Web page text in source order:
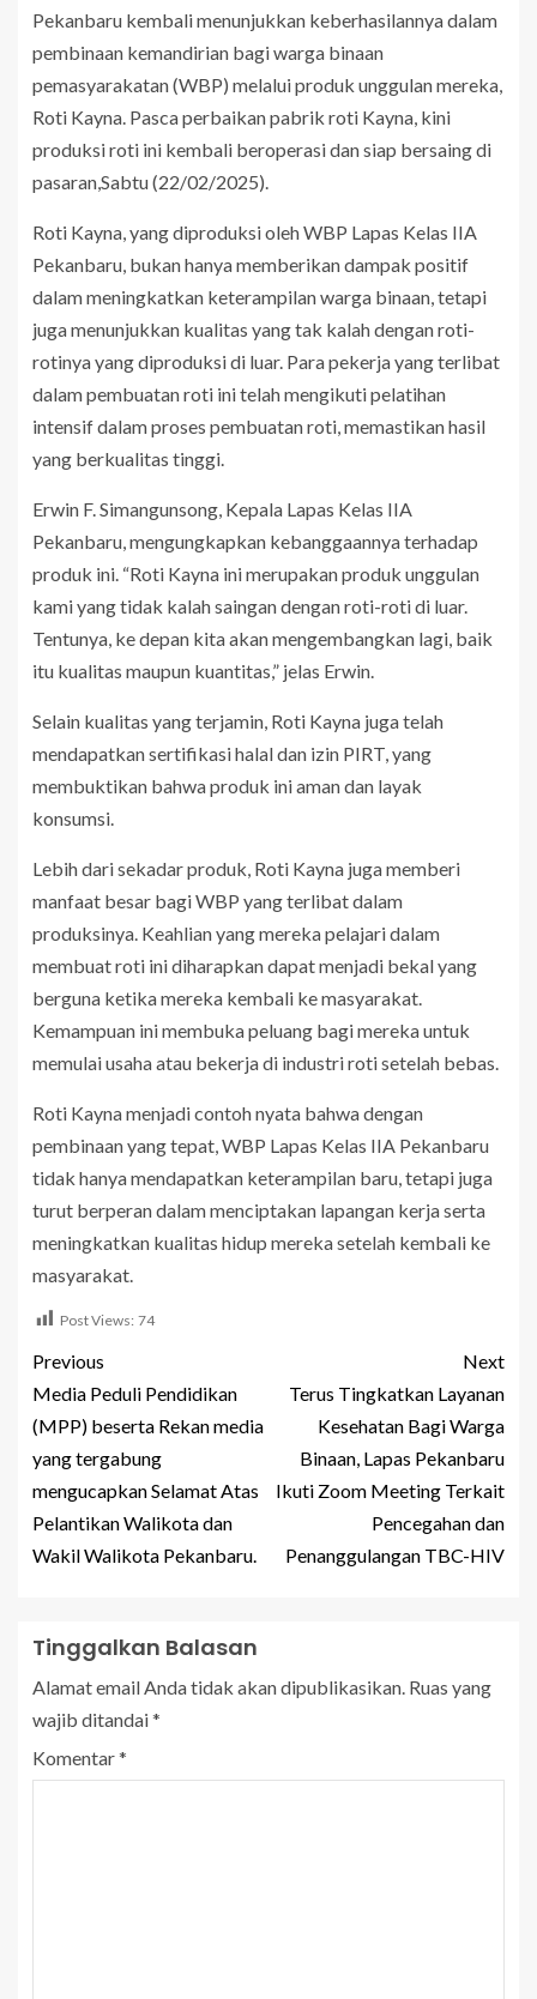
Pekanbaru kembali menunjukkan keberhasilannya dalam
pembinaan kemandirian bagi warga binaan
pemasyarakatan (WBP) melalui produk unggulan mereka,
Roti Kayna. Pasca perbaikan pabrik roti Kayna, kini
produksi roti ini kembali beroperasi dan siap bersaing di
pasaran,Sabtu (22/02/2025).
Roti Kayna, yang diproduksi oleh WBP Lapas Kelas IIA
Pekanbaru, bukan hanya memberikan dampak positif
dalam meningkatkan keterampilan warga binaan, tetapi
juga menunjukkan kualitas yang tak kalah dengan roti-
rotinya yang diproduksi di luar. Para pekerja yang terlibat
dalam pembuatan roti ini telah mengikuti pelatihan
intensif dalam proses pembuatan roti, memastikan hasil
yang berkualitas tinggi.
Erwin F. Simangunsong, Kepala Lapas Kelas IIA
Pekanbaru, mengungkapkan kebanggaannya terhadap
produk ini. “Roti Kayna ini merupakan produk unggulan
kami yang tidak kalah saingan dengan roti-roti di luar.
Tentunya, ke depan kita akan mengembangkan lagi, baik
itu kualitas maupun kuantitas,” jelas Erwin.
Selain kualitas yang terjamin, Roti Kayna juga telah
mendapatkan sertifikasi halal dan izin PIRT, yang
membuktikan bahwa produk ini aman dan layak
konsumsi.
Lebih dari sekadar produk, Roti Kayna juga memberi
manfaat besar bagi WBP yang terlibat dalam
produksinya. Keahlian yang mereka pelajari dalam
membuat roti ini diharapkan dapat menjadi bekal yang
berguna ketika mereka kembali ke masyarakat.
Kemampuan ini membuka peluang bagi mereka untuk
memulai usaha atau bekerja di industri roti setelah bebas.
Roti Kayna menjadi contoh nyata bahwa dengan
pembinaan yang tepat, WBP Lapas Kelas IIA Pekanbaru
tidak hanya mendapatkan keterampilan baru, tetapi juga
turut berperan dalam menciptakan lapangan kerja serta
meningkatkan kualitas hidup mereka setelah kembali ke
masyarakat.
Post Views: 74
Previous
Media Peduli Pendidikan
(MPP) beserta Rekan media
yang tergabung
mengucapkan Selamat Atas
Pelantikan Walikota dan
Wakil Walikota Pekanbaru.
Next
Terus Tingkatkan Layanan
Kesehatan Bagi Warga
Binaan, Lapas Pekanbaru
Ikuti Zoom Meeting Terkait
Pencegahan dan
Penanggulangan TBC-HIV
Tinggalkan Balasan
Alamat email Anda tidak akan dipublikasikan. Ruas yang
wajib ditandai*
Komentar*